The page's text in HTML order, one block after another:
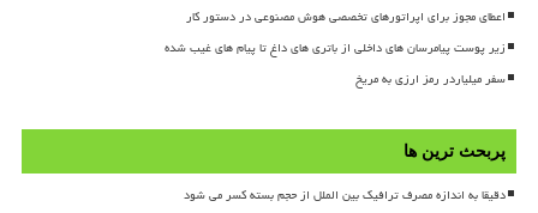
اعطای مجوز برای اپراتورهای تخصصی هوش مصنوعی در دستور کار
زیر پوست پیامرسان های داخلی از باتری های داغ تا پیام های غیب شده
سفر میلیاردر رمز ارزی به مریخ
پربحث ترین ها
دقیقا به اندازه مصرف ترافیک بین الملل از حجم بسته کسر می شود